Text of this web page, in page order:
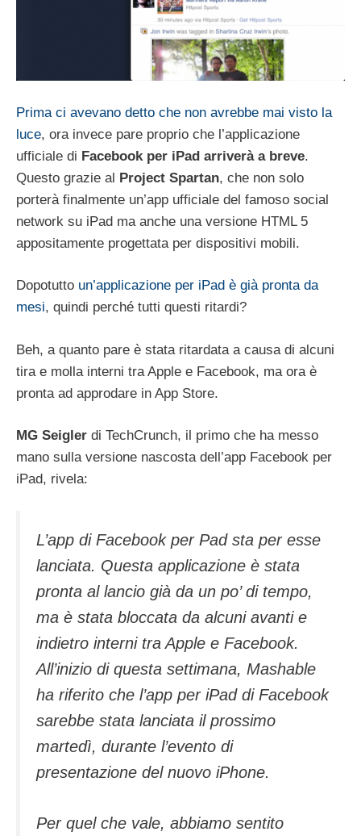
Prima ci avevano detto che non avrebbe mai visto la
luce, ora invece pare proprio che l’applicazione
ufficiale di Facebook per iPad arriverà a breve.
Questo grazie al Project Spartan, che non solo
porterà finalmente un’app ufficiale del famoso social
network su iPad ma anche una versione HTML 5
appositamente progettata per dispositivi mobili.
Dopotutto un’applicazione per iPad è già pronta da
mesi, quindi perché tutti questi ritardi?
Beh, a quanto pare è stata ritardata a causa di alcuni
tira e molla interni tra Apple e Facebook, ma ora è
pronta ad approdare in App Store.
MG Seigler di TechCrunch, il primo che ha messo
mano sulla versione nascosta dell’app Facebook per
iPad, rivela:
L’app di Facebook per Pad sta per esse
lanciata. Questa applicazione è stata
pronta al lancio già da un po’ di tempo,
ma è stata bloccata da alcuni avanti e
indietro interni tra Apple e Facebook.
All’inizio di questa settimana, Mashable
ha riferito che l’app per iPad di Facebook
sarebbe stata lanciata il prossimo
martedì, durante l’evento di
presentazione del nuovo iPhone.
Per quel che vale, abbiamo sentito